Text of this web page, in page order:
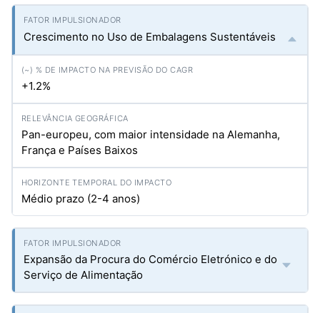
Crescimento no Uso de Embalagens Sustentáveis
+1.2%
Pan-europeu, com maior intensidade na Alemanha,
França e Países Baixos
Médio prazo (2-4 anos)
Expansão da Procura do Comércio Eletrónico e do
Serviço de Alimentação